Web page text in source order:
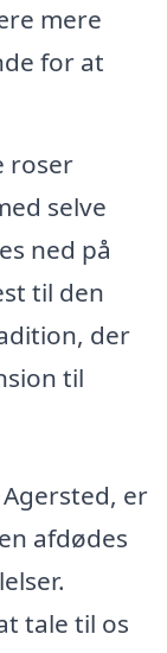
mere
for at
roser
selve
ned på
til den
der
til
er
afdødes
tale til os